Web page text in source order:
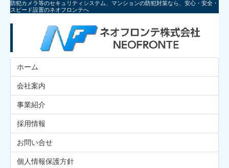
防犯カメラ等のセキュリティシステム、マンションの防犯対策なら、安心・安全・
スピード設置のネオフロンテへ
ホーム
会社案内
事業紹介
採用情報
お問い合せ
個人情報保護方針